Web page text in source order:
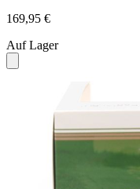
169,95 €
Auf Lager